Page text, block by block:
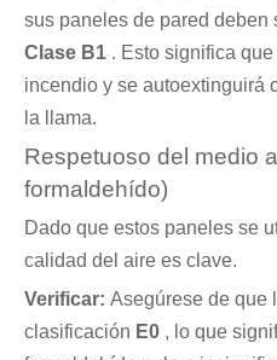
sus paneles de pared deben
Clase B1 . Esto significa
incendio y se autoextinguirá
la llama.
Respetuoso del medio
formaldehído)
Dado que estos paneles se
calidad del aire es clave.
Verificar: Asegúrese de que
clasificación E0 , lo que